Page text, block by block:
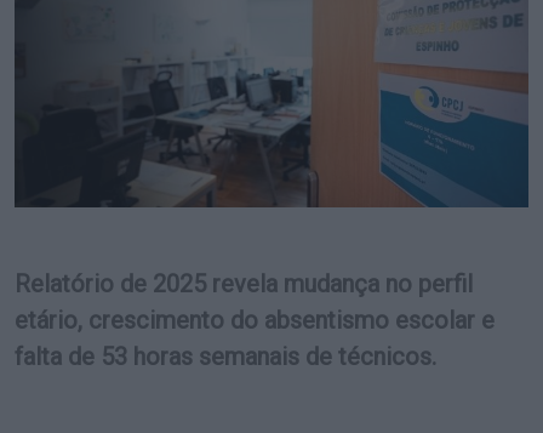
Relatório de 2025 revela mudança no perfil
etário, crescimento do absentismo escolar e
falta de 53 horas semanais de técnicos.